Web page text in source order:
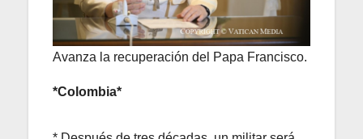
Avanza la recuperación del Papa Francisco.
*Colombia*